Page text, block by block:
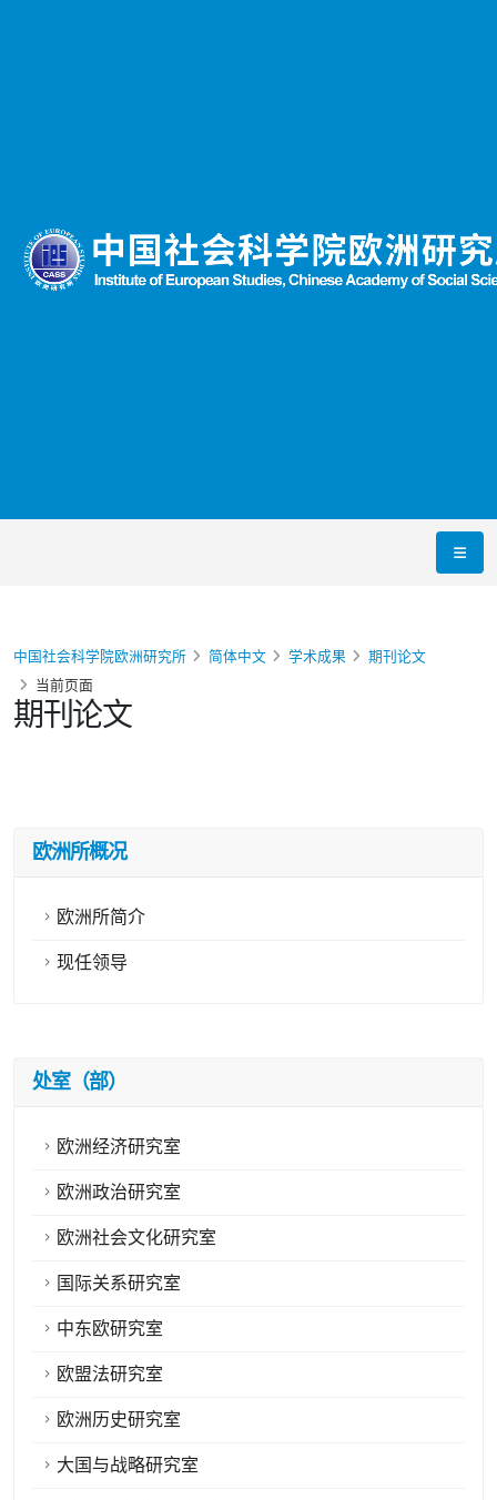
期刊论文
中国社会科学院欧洲研究所 简体中文 学术成果
期刊论文
当前页面
欧洲所概况
欧洲所简介
现任领导
处室（部）
欧洲经济研究室
欧洲政治研究室
欧洲社会文化研究室
国际关系研究室
中东欧研究室
欧盟法研究室
欧洲历史研究室
大国与战略研究室